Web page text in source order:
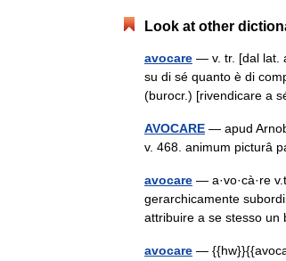
Look at other
avocare — v. tr. [dal lat.
su di sé quanto è di
(burocr.) [rivendicare
AVOCARE — apud
v. 468. animum picturâ
avocare — a·vo·cà·re
gerarchicamente
attribuire a se stesso
avocare —